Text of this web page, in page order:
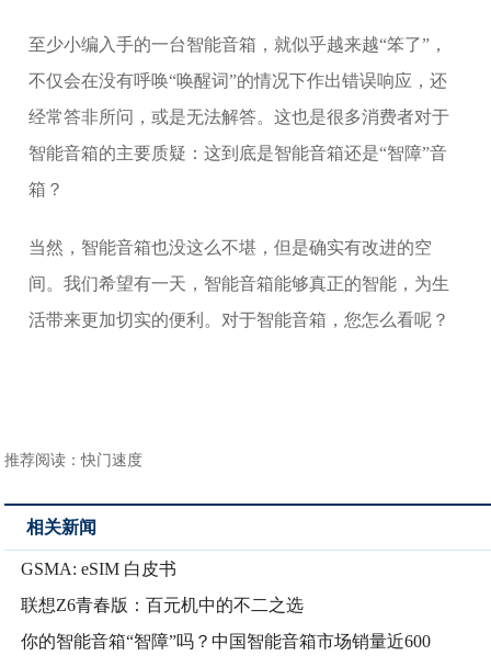
至少小编入手的一台智能音箱，就似乎越来越“笨了”，
不仅会在没有呼唤“唤醒词”的情况下作出错误响应，还
经常答非所问，或是无法解答。这也是很多消费者对于
智能音箱的主要质疑：这到底是智能音箱还是“智障”音
箱？
当然，智能音箱也没这么不堪，但是确实有改进的空
间。我们希望有一天，智能音箱能够真正的智能，为生
活带来更加切实的便利。对于智能音箱，您怎么看呢？
推荐阅读：快门速度
相关新闻
GSMA: eSIM 白皮书
联想Z6青春版：百元机中的不二之选
你的智能音箱“智障”吗？中国智能音箱市场销量近600